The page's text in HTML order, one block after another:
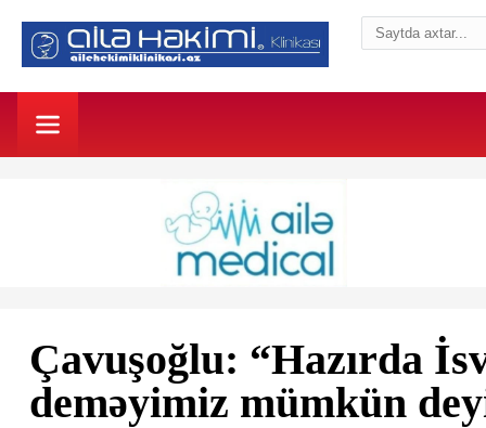
Çavuşoğlu: “Hazırda
deməyimiz mümkün